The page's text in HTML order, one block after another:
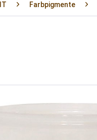
Farbpigmente